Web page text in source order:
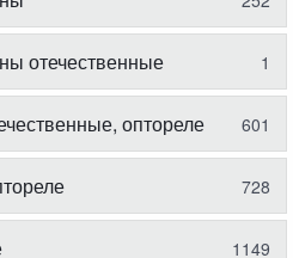
отечественные 1
оптореле 601
728
1149